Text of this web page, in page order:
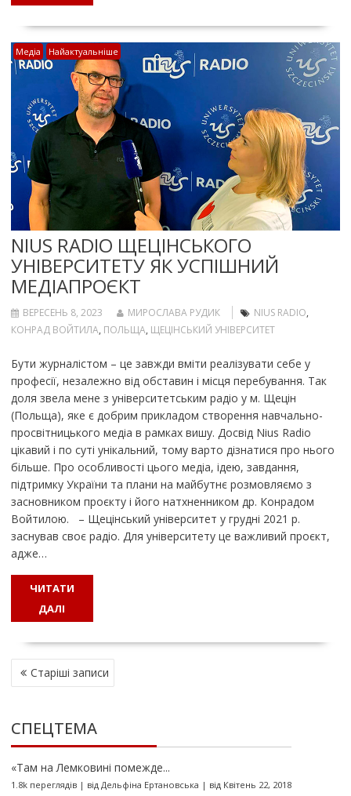
Медіа Найактуальніше
NIUS RADIO ЩЕЦІНСЬКОГО
УНІВЕРСИТЕТУ ЯК УСПІШНИЙ
МЕДІАПРОЄКТ
ВЕРЕСЕНЬ 8, 2023 МИРОСЛАВА РУДИК NIUS RADIO,
КОНРАД ВОЙТИЛА, ПОЛЬЩА, ЩЕЦІНСЬКИЙ УНІВЕРСИТЕТ
Бути журналістом – це завжди вміти реалізувати себе у
професії, незалежно від обставин і місця перебування. Так
доля звела мене з університетським радіо у м. Щецін
(Польща), яке є добрим прикладом створення навчально-
просвітницького медіа в рамках вишу. Досвід Nius Radio
цікавий і по суті унікальний, тому варто дізнатися про нього
більше. Про особливості цього медіа, ідею, завдання,
підтримку України та плани на майбутнє розмовляємо з
засновником проєкту і його натхненником др. Конрадом
Войтилою. – Щецінський університет у грудні 2021 р.
заснував своє радіо. Для університету це важливий проєкт,
адже…
ЧИТАТИ
ДАЛІ
Н
А
І
Г
А
Ц
І
Старіші записи
СПЕЦТЕМА
«Там на Лемковині помежде...
1.8k переглядів| від Дельфіна Ертановська | від Квітень 22, 2018